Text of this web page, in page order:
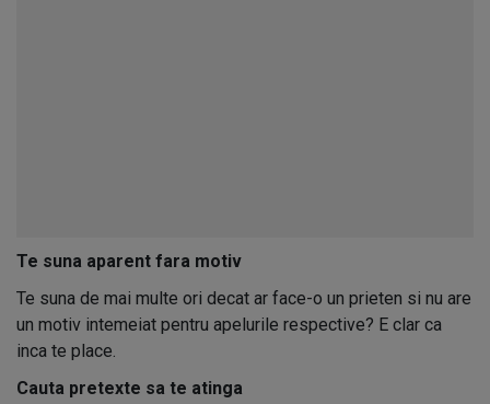
Te suna aparent fara motiv
Te suna de mai multe ori decat ar face-o un prieten si nu are
un motiv intemeiat pentru apelurile respective? E clar ca
inca te place.
Cauta pretexte sa te atinga